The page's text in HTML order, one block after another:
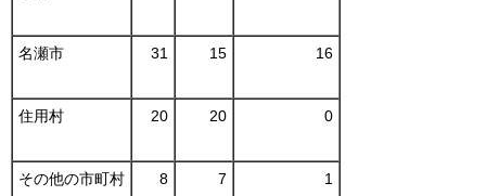
名瀬市 31 15 16
住用村 20 20 0
その他の市町村 8 7 1